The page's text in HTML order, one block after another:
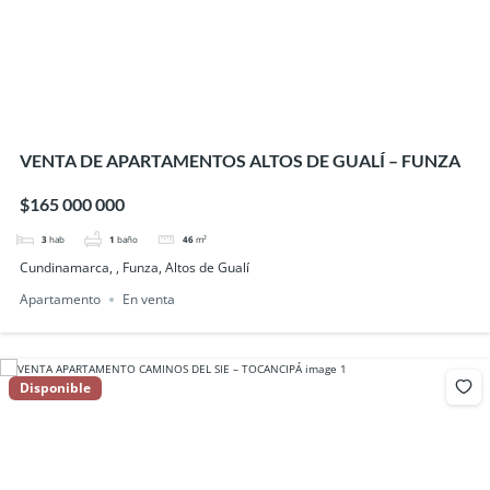
VENTA DE APARTAMENTOS ALTOS DE GUALÍ – FUNZA
$165 000 000
3 hab 1 baño 46 m²
Cundinamarca, , Funza, Altos de Gualí
Apartamento
En venta
Disponible